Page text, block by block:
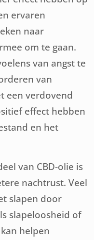
ervaren
naar
om te gaan.
van angst te
van
een verdovend
effect hebben
en het
van CBD-olie is
nachtrust. Veel
slapen door
slapeloosheid of
helpen